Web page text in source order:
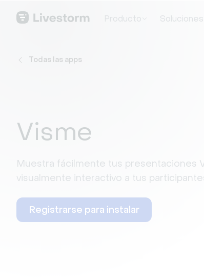
Producto Soluciones
Todas las apps
Visme
Muestra fácilmente tus presentaciones
visualmente interactivo a tus
Registrarse para instalar